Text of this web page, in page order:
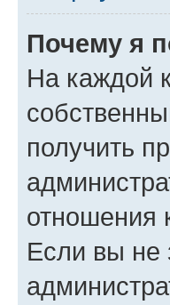
Почему я
На каждой
получить
отношения
Если вы не